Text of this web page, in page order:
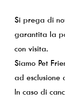
Si prega di
garantita la
con visita.
Siamo Pet
ad
In caso di